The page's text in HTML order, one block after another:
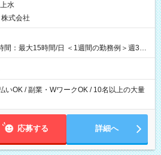
水
式会社
間：最大15時間/日 ＜1週間の勤務例＞週3回
：火・木・土・日 好きな時にお仕事
いOK / 副業・WワークOK / 10名以上の大量
応募する 詳細へ